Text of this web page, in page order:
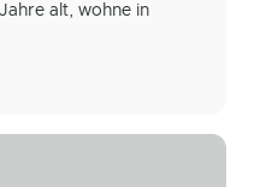
alt, wohne in